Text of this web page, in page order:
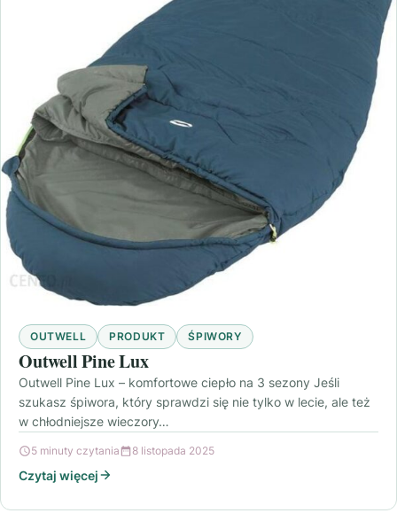
OUTWELL PRODUKT ŚPIWORY
Outwell Pine Lux
Outwell Pine Lux – komfortowe ciepło na 3 sezony Jeśli
szukasz śpiwora, który sprawdzi się nie tylko w lecie, ale też
w chłodniejsze wieczory…
5 minuty czytania 8 listopada 2025
Czytaj więcej